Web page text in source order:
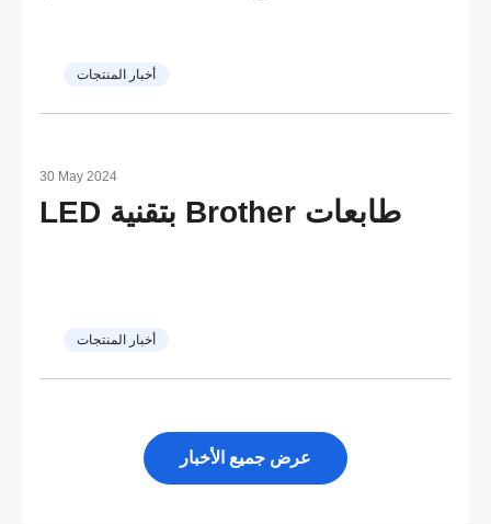
أخبار المنتجات
30 May 2024
طابعات Brother بتقنية LED
أخبار المنتجات
عرض جميع الأخبار